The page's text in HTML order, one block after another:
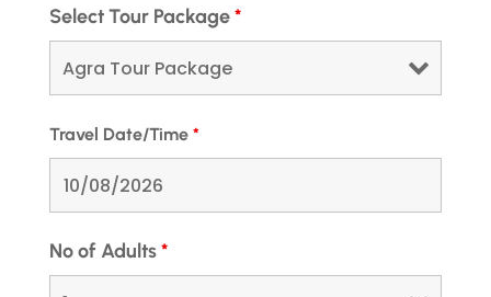
Select Tour Package*
Travel Date/Time *
No of Adults*